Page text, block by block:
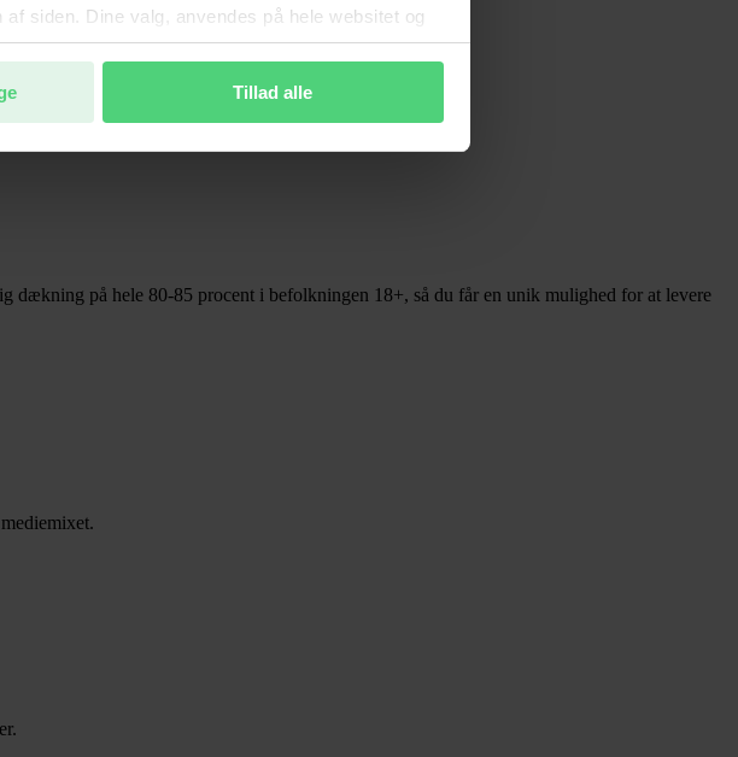
siden. Dine valg, anvendes på hele websitet og
oplysninger samt dine rettigheder
Tillad alle
på hele 80-85 procent i befolkningen 18+, så du får en unik mulighed for at levere